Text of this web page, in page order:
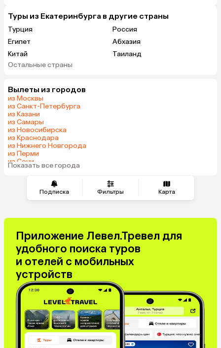
Подписка Фильтры Карта
Туры из Екатеринбурга в другие страны
Турция
Россия
Египет
Абхазия
Китай
Таиланд
Вьетнам
Беларусь
Шри-Ланка
Азербайджан
Индия
Катар
Гонконг
Таджикистан
Остальные страны
Вылеты из городов
из Москвы
из Санкт-Петербурга
из Казани
из Самары
из Новосибирска
из Краснодара
из Нижнего Новгорода
из Перми
из Сочи
из Челябинска
Показать все города
Приложение Левел.Тревел для
удобного поиска туров
и отелей с мобильных
устройств